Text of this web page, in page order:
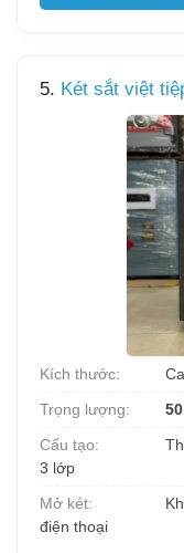
5. Két sắt việt
Kích thước:
Trọng lượng:
Cấu tạo:
3 lớp
Mở két:
điện thoại